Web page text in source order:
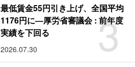
3
最低賃金55円引き上げ、全国平均
1176円に―厚労省審議会 : 前年度
実績を下回る
2026.07.30